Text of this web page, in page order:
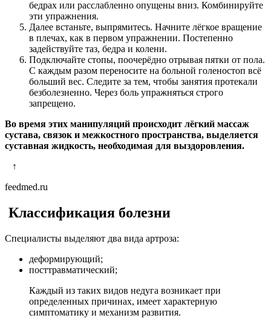
бедрах или расслабленно опущены вниз. Комбинируйте
эти упражнения.
Далее встаньте, выпрямитесь. Начните лёгкое вращение
в плечах, как в первом упражнении. Постепенно
задействуйте таз, бедра и колени.
Подключайте стопы, поочерёдно отрывая пятки от пола.
С каждым разом переносите на больной голеностоп всё
больший вес. Следите за тем, чтобы занятия протекали
безболезненно. Через боль упражняться строго
запрещено.
Во время этих манипуляций происходит лёгкий массаж
сустава, связок и межкостного пространства, выделяется
суставная жидкость, необходимая для выздоровления.
↑
feedmed.ru
Классификация болезни
Специалисты выделяют два вида артроза:
деформирующий;
посттравматический;
Каждый из таких видов недуга возникает при
определенных причинах, имеет характерную
симптоматику и механизм развития.